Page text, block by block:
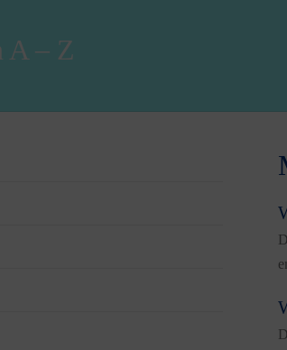
A – Z